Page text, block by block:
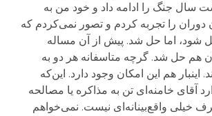
سال جنگ را ادامه داد و خود من به
دوران را تجربه کردم و تصور نمی‌کردم که
شود، اما حل شد. پیش از آن مساله
هم حل شد. گرچه متاسفانه هر دو به
شکل بدی حل شدند. این‎بار هم این امکان وجود دارد. این‌که
آقای خامنه‌ای تن به مذاکره یا مصالحه
خیلی واقع‌بینانه‌ای نیست. نمی‌خواهم